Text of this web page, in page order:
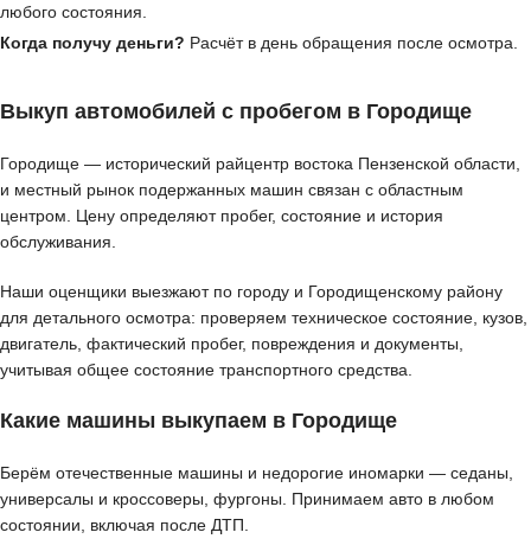
любого состояния.
Когда получу деньги? Расчёт в день обращения после осмотра.
Выкуп автомобилей с пробегом в Городище
Городище — исторический райцентр востока Пензенской области,
и местный рынок подержанных машин связан с областным
центром. Цену определяют пробег, состояние и история
обслуживания.
Наши оценщики выезжают по городу и Городищенскому району
для детального осмотра: проверяем техническое состояние, кузов,
двигатель, фактический пробег, повреждения и документы,
учитывая общее состояние транспортного средства.
Какие машины выкупаем в Городище
Берём отечественные машины и недорогие иномарки — седаны,
универсалы и кроссоверы, фургоны. Принимаем авто в любом
состоянии, включая после ДТП.